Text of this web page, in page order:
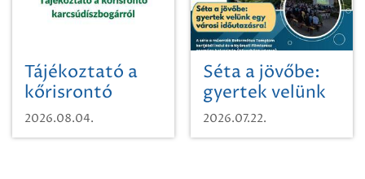
Tájékoztató a
kőrisrontó
karcsúdíszbogárról
2026.08.04.
Séta a jövőbe:
gyertek velünk
egy városi
időutazásra!
2026.07.22.